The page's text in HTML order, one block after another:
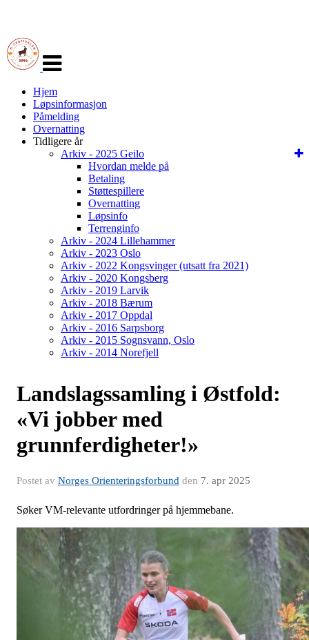
navigasjon
Hjem
Løpsinformasjon
Påmelding
Overnatting
Tidligere år
Arkiv - 2025 Geilo
Hvordan melde på
Betaling
Støttespillere
Overnatting
Løpsinfo
Terrenginfo
Arkiv - 2024 Lillehammer
Arkiv - 2023 Oslo
Arkiv - 2022 Kongsvinger (utsatt fra 2021)
Arkiv - 2020 Kongsberg
Arkiv - 2019 Larvik
Arkiv - 2018 Bærum
Arkiv - 2017 Oppdal
Arkiv - 2016 Sarpsborg
Arkiv - 2015 Sognsvann, Oslo
Arkiv - 2014 Norefjell
Landslagssamling i Østfold:
«Vi jobber med
grunnferdigheter!»
Postet av Norges Orienteringsforbund den 7. apr 2025
Søker VM-relevante utfordringer på hjemmebane.